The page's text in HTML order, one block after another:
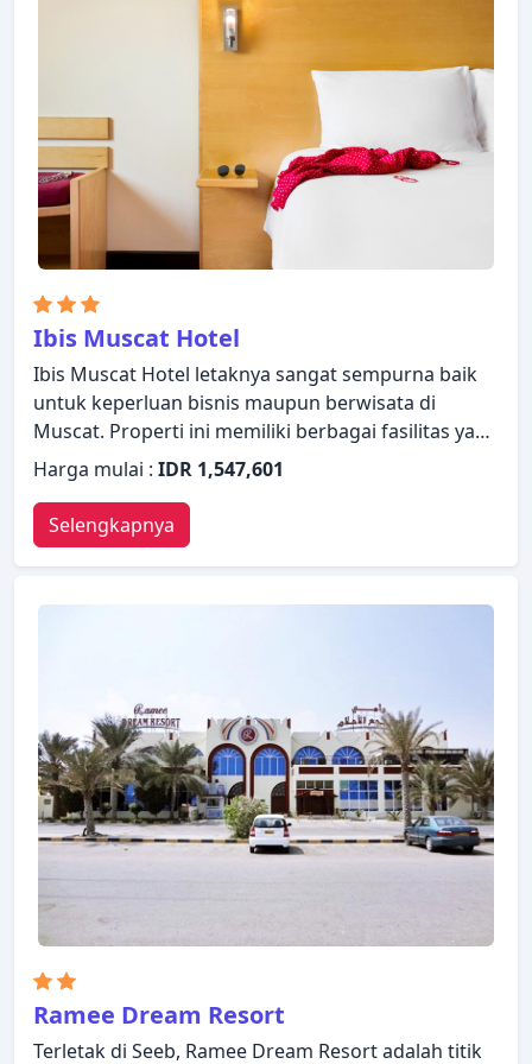
rekreasi. Kemudahan dan kenyamanan membuat
Safeer International Hotel pilihan yang sempurna
sebagai tempat menginap Anda di Muscat.
Ibis Muscat Hotel
Ibis Muscat Hotel letaknya sangat sempurna baik
untuk keperluan bisnis maupun berwisata di
Muscat. Properti ini memiliki berbagai fasilitas yang
membuat pengalaman menginap Anda
menyenangkan. Staf yang siap melayani akan
menyambut dan memandu Anda di Ibis Muscat
Hotel. Kamar dirancang untuk memberikan tingkat
kenyamanan optimal dengan dekorasi dan fasilitas
yang nyaman seperti televisi layar datar, handuk,
menginap Anda. Temukan semua yang Muscat
tawarkan dengan membuat Ibis Muscat Hotel
sebagai tempat persinggahan Anda.
Harga mulai : IDR 1,547,601
Selengkapnya
Ramee Dream Resort
Terletak di Seeb, Ramee Dream Resort adalah titik